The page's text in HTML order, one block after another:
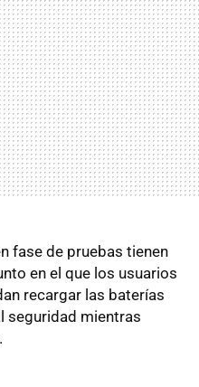
fase de pruebas tienen
en el que los usuarios
recargar las baterías
seguridad mientras